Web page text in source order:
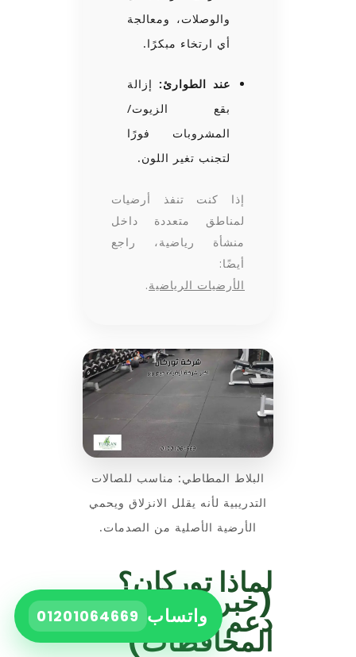
واتساب 01201064669
والوصلات، ومعالجة
أي ارتخاء مبكرًا.
عند الطوارئ: إزالة
بقع الزيوت/
المشروبات فورًا
لتجنب تغير اللون.
إذا كنت تنفذ أرضيات
لمناطق متعددة داخل
منشأة رياضية، راجع
أيضًا:
الأرضيات الرياضية.
البلاط المطاطي: مناسب للصالات
التدريبية لأنه يقلل الانزلاق ويحمي
الأرضية الأصلية من الصدمات.
لماذا توركان؟
(خبرة + تنفيذ +
دعم لكل
المحافظات)